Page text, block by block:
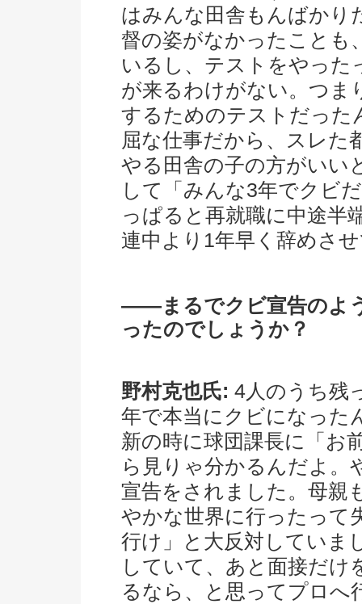
はみんな田舎もんばかり
督の姿がなかったことも
いるし、テストをやった
が来るわけがない。つま
するためのテストだった
屈な仕事だから、スレた
やる田舎の子の方がいい
して「みんな3年でクビ
っぱると再就職に中途半
連中より1年早く辞めさ
――まるでクビ宣告のよ
ったのでしょうか？
野村克也氏: 4人のうち残
年で本当にクビになった
新の時に球団課長に「お
ら見りゃ分かるんだよ。
宣告をされました。母親
やかな世界に行ったって
行け」と大反対していま
していて、あと面接だ
るなら、と思ってプロへ